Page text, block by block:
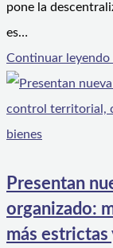
pone la
es…
Continuar leyendo
Presentan
organizado:
más estrictas